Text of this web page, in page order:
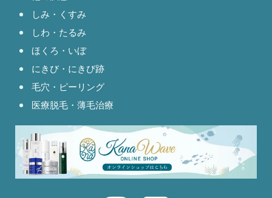
しみ・くすみ
しわ・たるみ
ほくろ・いぼ
にきび・にきび跡
毛穴・ピーリング
医療脱毛・薄毛治療